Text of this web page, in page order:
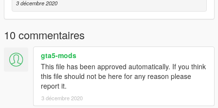
3 décembre 2020
10 commentaires
gta5-mods
This file has been approved automatically. If you think
this file should not be here for any reason please
report it.
3 décembre 2020